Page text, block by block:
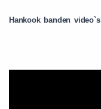
Hankook banden video`s